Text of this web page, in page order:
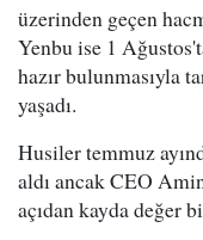
üzerinden geçen
Yenbu ise 1
hazır bulunmasıyla
yaşadı.
Husiler temmuz
aldı ancak CEO
açıdan kayda değer